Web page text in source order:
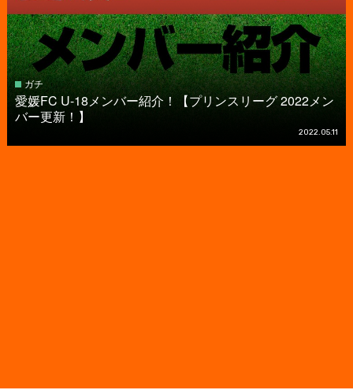
ガチ
愛媛FC U-18メンバー紹介！【プリンスリーグ 2022メン
バー更新！】
2022.05.11